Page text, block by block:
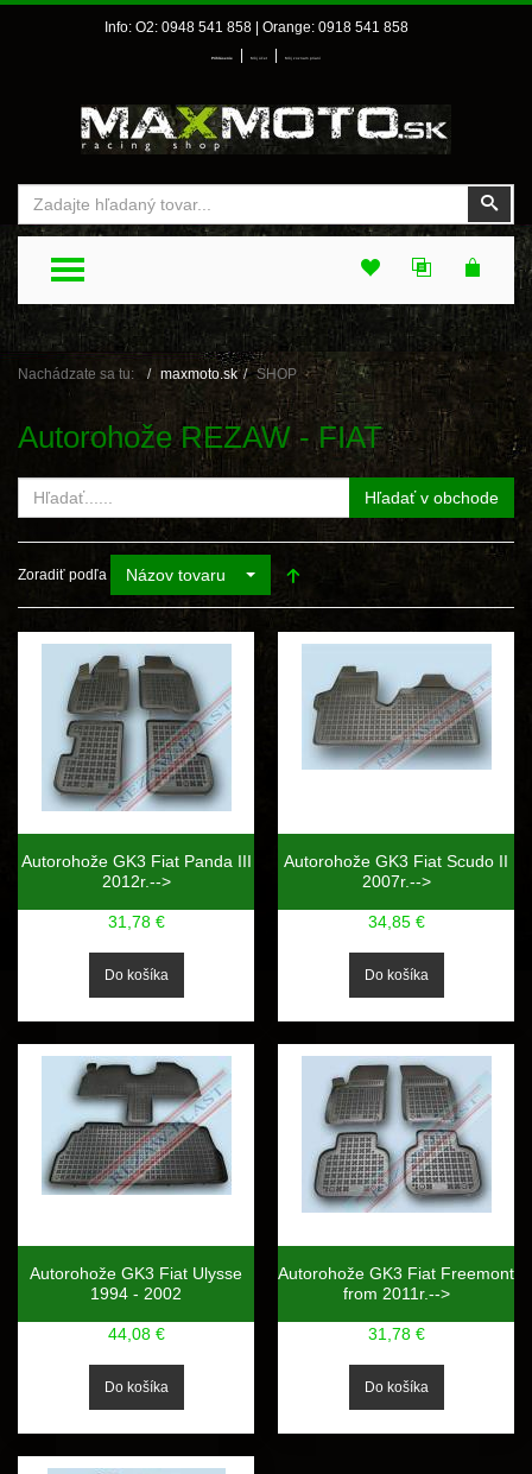
Info: O2: 0948 541 858 | Orange: 0918 541 858
Prihlásenie Môj účet Môj zoznam prianí
TOGGLE MENU
Nachádzate sa tu: maxmoto.sk SHOP
Autorohože REZAW - FIAT
Hľadať v obchode
Zoradiť podľa Názov tovaru
Autorohože GK3 Fiat Panda III
2012r.-->
31,78 €
Autorohože GK3 Fiat Scudo II
2007r.-->
34,85 €
Autorohože GK3 Fiat Ulysse
1994 - 2002
44,08 €
Autorohože GK3 Fiat Freemont
from 2011r.-->
31,78 €